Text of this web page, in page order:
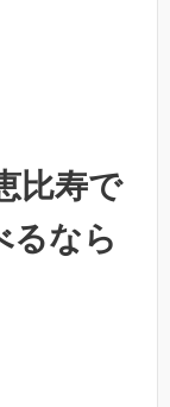
比寿で
るなら